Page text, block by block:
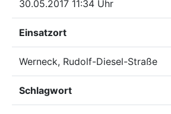
30.05.2017 11:34 Uhr
Einsatzort
Werneck, Rudolf-Diesel-Straße
Schlagwort